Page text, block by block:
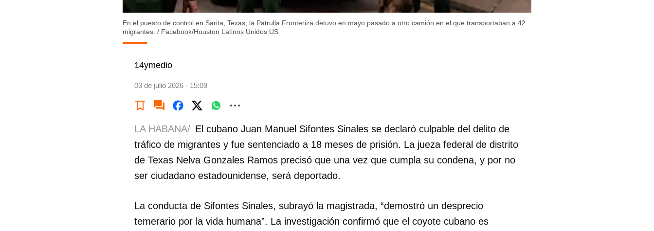
En el puesto de control en Sarita, Texas, la Patrulla Fronteriza detuvo en mayo pasado a otro camión en el que transportaban a 42
migrantes. / Facebook/Houston Latinos Unidos US
14ymedio
03 de julio 2026 - 15:09
LA HABANA/ El cubano Juan Manuel Sifontes Sinales se declaró culpable del delito de
tráfico de migrantes y fue sentenciado a 18 meses de prisión. La jueza federal de distrito
de Texas Nelva Gonzales Ramos precisó que una vez que cumpla su condena, y por no
ser ciudadano estadounidense, será deportado.
La conducta de Sifontes Sinales, subrayó la magistrada, “demostró un desprecio
temerario por la vida humana”. La investigación confirmó que el coyote cubano es